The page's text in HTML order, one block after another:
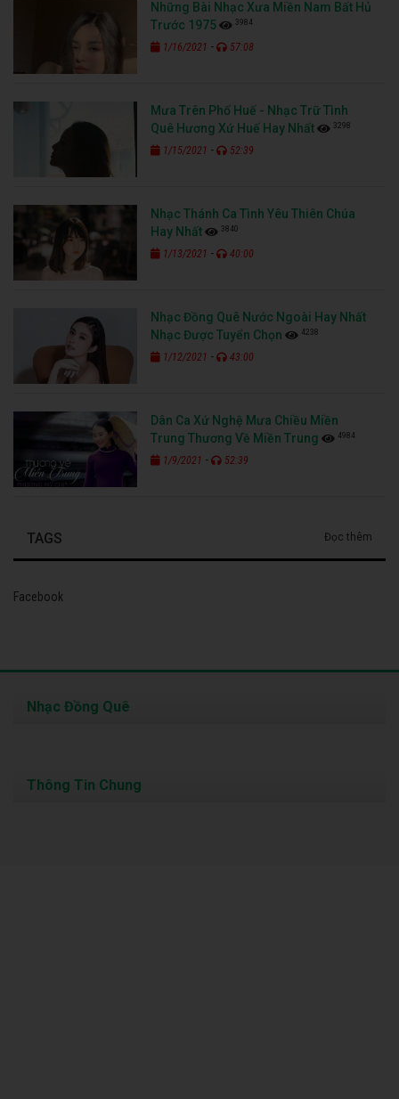
Những Bài Nhạc Xưa Miền Nam Bất Hủ
Trước 1975
3984
1/16/2021 - 57:08
Mưa Trên Phố Huế - Nhạc Trữ Tình
Quê Hương Xứ Huế Hay Nhất
3298
1/15/2021 - 52:39
Nhạc Thánh Ca Tình Yêu Thiên Chúa
Hay Nhất
3840
1/13/2021 - 40:00
Nhạc Đồng Quê Nước Ngoài Hay Nhất
Nhạc Được Tuyển Chọn
4238
1/12/2021 - 43:00
Dân Ca Xứ Nghệ Mưa Chiều Miền
Trung Thương Về Miền Trung
4984
1/9/2021 - 52:39
TAGS Đọc thêm
Facebook
Nhạc Đồng Quê
Thông Tin Chung